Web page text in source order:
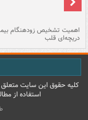
اهمیت تشخیص زودهنگام
دریچه‌ای قلب
کليه حقوق اين سايت متعلق
استفاده از